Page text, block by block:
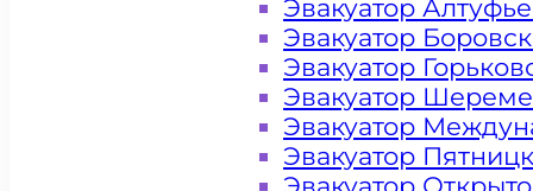
Эвакуатор
Эвакуатор
Эвакуатор
Эвакуатор
Эвакуатор
Эвакуатор